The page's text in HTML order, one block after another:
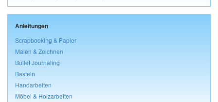
Anleitungen
Scrapbooking & Papier
Malen & Zeichnen
Bullet Journaling
Basteln
Handarbeiten
Möbel & Holzarbeiten